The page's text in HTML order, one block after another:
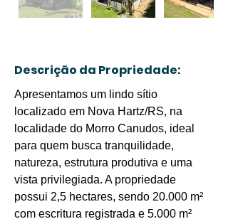
Descrição da Propriedade:
Apresentamos um lindo sítio
localizado em Nova Hartz/RS, na
localidade do Morro Canudos, ideal
para quem busca tranquilidade,
natureza, estrutura produtiva e uma
vista privilegiada. A propriedade
possui 2,5 hectares, sendo 20.000 m²
com escritura registrada e 5.000 m²